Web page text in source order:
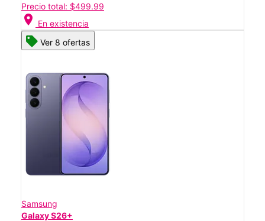
Precio total: $499.99
location_on En existencia
Ver 8 ofertas
Samsung
Galaxy S26+